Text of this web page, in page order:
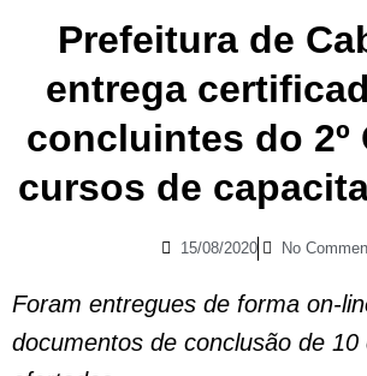
Prefeitura de
entrega
concluintes do 2º
cursos de
15/08/2020 No
Foram entregues de forma on-
documentos de conclusão de 10